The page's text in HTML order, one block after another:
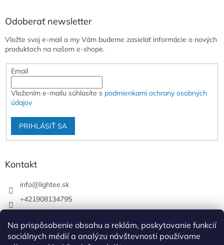
Na prispôsobenie obsahu a reklám, poskytovanie funkcií
sociálnych médií a analýzu návštevnosti používame
Odoberať newsletter
Vložte svoj e-mail a my Vám budeme zasielať informácie o nových
produktoch na našom e-shope.
Email
Vložením e-mailu súhlasíte s podmienkami ochrany osobných
údajov
PRIHLÁSIŤ SA
Kontakt
info@lightee.sk
+421908134795
lightee.sk